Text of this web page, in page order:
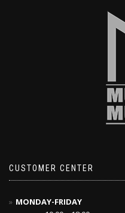
CUSTOMER CENTER
MONDAY-FRIDAY